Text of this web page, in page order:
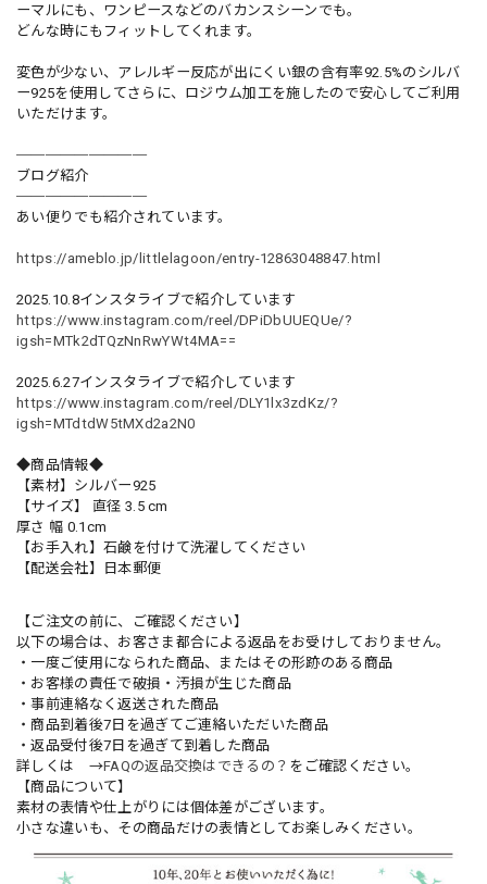
ーマルにも、ワンピースなどのバカンスシーンでも。
どんな時にもフィットしてくれます。
変色が少ない、アレルギー反応が出にくい銀の含有率92.5%のシルバ
ー925を使用してさらに、ロジウム加工を施したので安心してご利用
いただけます。
─────────
ブログ紹介
─────────
あい便りでも紹介されています。
https://ameblo.jp/littlelagoon/entry-12863048847.html
2025.10.8インスタライブで紹介しています
https://www.instagram.com/reel/DPiDbUUEQUe/?
igsh=MTk2dTQzNnRwYWt4MA==
2025.6.27インスタライブで紹介しています
https://www.instagram.com/reel/DLY1lx3zdKz/?
igsh=MTdtdW5tMXd2a2N0
◆商品情報◆
【素材】シルバー925
【サイズ】 直径 3.5 cm
厚さ 幅 0.1cm
【お手入れ】石鹸を付けて洗濯してください
【配送会社】日本郵便
【ご注文の前に、ご確認ください】
以下の場合は、お客さま都合による返品をお受けしておりません。
・一度ご使用になられた商品、またはその形跡のある商品
・お客様の責任で破損・汚損が生じた商品
・事前連絡なく返送された商品
・商品到着後7日を過ぎてご連絡いただいた商品
・返品受付後7日を過ぎて到着した商品
詳しくは →FAQの返品交換はできるの？ をご確認ください。
【商品について】
素材の表情や仕上がりには個体差がございます。
小さな違いも、その商品だけの表情としてお楽しみください。